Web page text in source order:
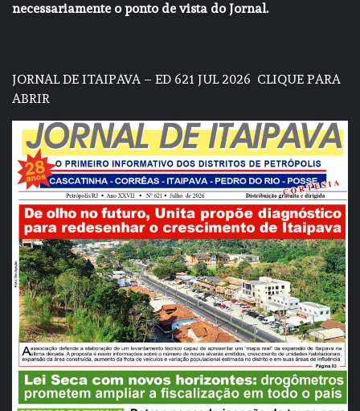
necessariamente o ponto de vista do Jornal.
JORNAL DE ITAIPAVA – ED 621 JUL 2026 CLIQUE PARA
ABRIR